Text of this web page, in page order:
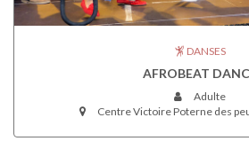
DANSES
AFROBEAT
Adulte
Centre Victoire Poterne des